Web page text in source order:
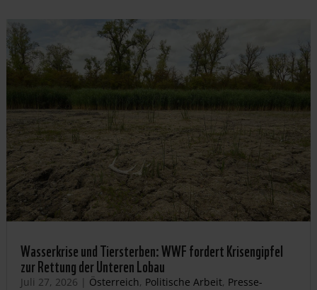
Wasserkrise und Tiersterben: WWF fordert Krisengipfel
zur Rettung der Unteren Lobau
Juli 27, 2026 | Österreich, Politische Arbeit, Presse-